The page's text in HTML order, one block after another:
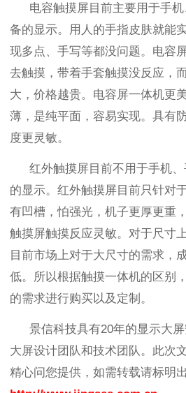
电容触摸屏目前主要用于手
备的显示。用人的手指皮肤就能
现多点、手写等都没问题。电容
去触摸，带着手套触摸没反应，
大，价格越贵。电容屏一体机更
薄，是纯平面，容易实现。具有
度更灵敏。
红外触摸屏目前不用于手机
的显示。红外触摸屏目前只针对
有凹槽，怕强光，机子更厚更重
触摸屏触摸反应灵敏。对于尺寸
目前市场上对于大尺寸的需求，
低。所以根据触摸一体机的区别
的需求进行购买以及定制。
景信科技具有20年的显示大
大屏设计团队和技术团队。此次
精心问您提供，如需转载请标明